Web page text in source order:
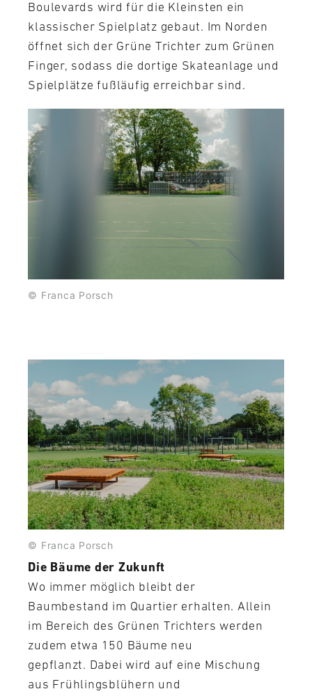
Boulevards wird für die Kleinsten ein
klassischer Spielplatz gebaut. Im Norden
öffnet sich der Grüne Trichter zum Grünen
Finger, sodass die dortige Skateanlage und
Spielplätze fußläufig erreichbar sind.
© Franca Porsch
© Franca Porsch
Die Bäume der Zukunft
Wo immer möglich bleibt der
Baumbestand im Quartier erhalten. Allein
im Bereich des Grünen Trichters werden
zudem etwa 150 Bäume neu
gepflanzt. Dabei wird auf eine Mischung
aus Frühlingsblühern und